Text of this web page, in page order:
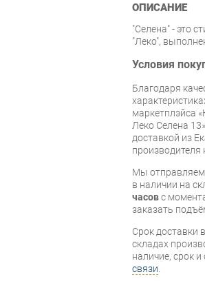
ОПИСАНИЕ
"Селена" - это
"Леко",
Условия
Благодаря
маркетплэйса
Леко Селена
доставкой из
производителя
Мы отправляем
в наличии на
часовс
заказать
Срок доставки
складах
наличие, срок
связи.